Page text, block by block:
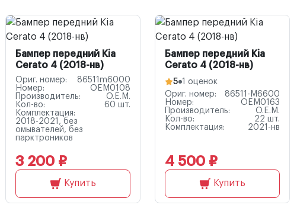
Бампер передний Kia
Cerato 4 (2018-нв)
Ориг. номер:
86511m6000
Номер:
OEM0108
Производитель:
O.E.M.
Кол-во:
60 шт.
Комплектация:
2018-2021, без
омывателей, без
парктроников
3 200 ₽
Купить
Бампер передний Kia
Cerato 4 (2018-нв)
5 1 оценок
Ориг. номер:
86511-M6600
Номер:
OEM0163
Производитель:
O.E.M.
Кол-во:
22 шт.
Комплектация:
2021-нв
4 500 ₽
Купить